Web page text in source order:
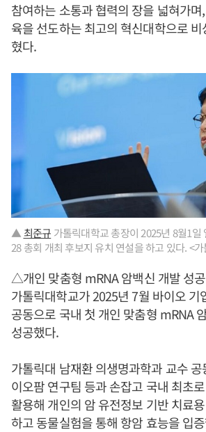
참여하는 소통과 협력의 장을 넓혀가
육을 선도하는 최고의 혁신대학으로
혔다.
▲ 최준규 가톨릭대학교 총장이 2025년 8월1일
28 총회 개최 후보지 유치 연설을 하고 있다. <
△개인 맞춤형 mRNA 암백신 개발 성공
가톨릭대학교가 2025년 7월 바이오 기
공동으로 국내 첫 개인 맞춤형 mRNA
성공했다.
가톨릭대 남재환 의생명과학과 교수
이오팜 연구팀 등과 손잡고 국내 최초
활용해 개인의 암 유전정보 기반 치료
하고 동물실험을 통해 항암 효능을 입